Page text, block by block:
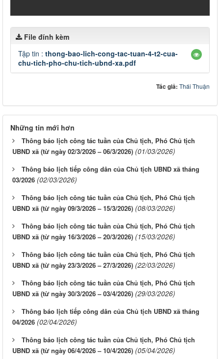
File đính kèm
Tập tin : thong-bao-lich-cong-tac-tuan-4-t2-cua-
chu-tich-pho-chu-tich-ubnd-xa.pdf
Tác giả: Thái Thuận
Những tin mới hơn
Thông báo lịch công tác tuần của Chủ tịch, Phó Chủ tịch
UBND xã (từ ngày 02/3/2026 – 06/3/2026) (01/03/2026)
Thông báo lịch tiếp công dân của Chủ tịch UBND xã tháng
03/2026 (02/03/2026)
Thông báo lịch công tác tuần của Chủ tịch, Phó Chủ tịch
UBND xã (từ ngày 09/3/2026 – 15/3/2026) (08/03/2026)
Thông báo lịch công tác tuần của Chủ tịch, Phó Chủ tịch
UBND xã (từ ngày 16/3/2026 – 20/3/2026) (15/03/2026)
Thông báo lịch công tác tuần của Chủ tịch, Phó Chủ tịch
UBND xã (từ ngày 23/3/2026 – 27/3/2026) (22/03/2026)
Thông báo lịch công tác tuần của Chủ tịch, Phó Chủ tịch
UBND xã (từ ngày 30/3/2026 – 03/4/2026) (29/03/2026)
Thông báo lịch tiếp công dân của Chủ tịch UBND xã tháng
04/2026 (02/04/2026)
Thông báo lịch công tác tuần của Chủ tịch, Phó Chủ tịch
UBND xã (từ ngày 06/4/2026 – 10/4/2026) (05/04/2026)